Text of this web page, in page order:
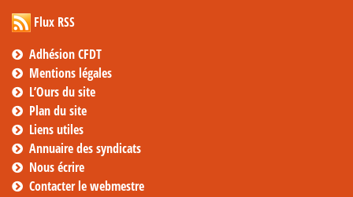
Flux RSS
Adhésion CFDT
Mentions légales
L’Ours du site
Plan du site
Liens utiles
Annuaire des syndicats
Nous écrire
Contacter le webmestre